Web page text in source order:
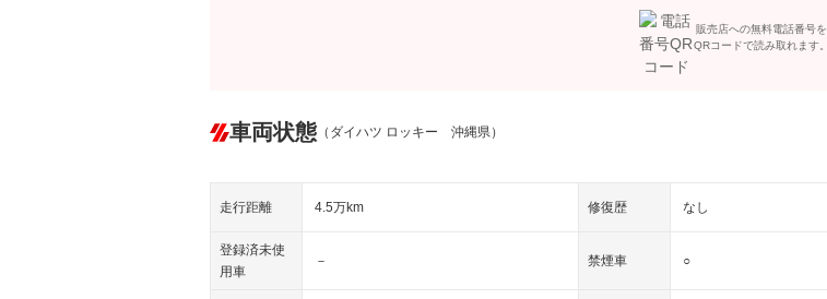
販売店への無料電話番号を
QRコードで読み取れます。
車両状態 （ダイハツ ロッキー 沖縄県）
走行距離 4.5万km 修復歴 なし
登録済未使
用車
－ 禁煙車 ○